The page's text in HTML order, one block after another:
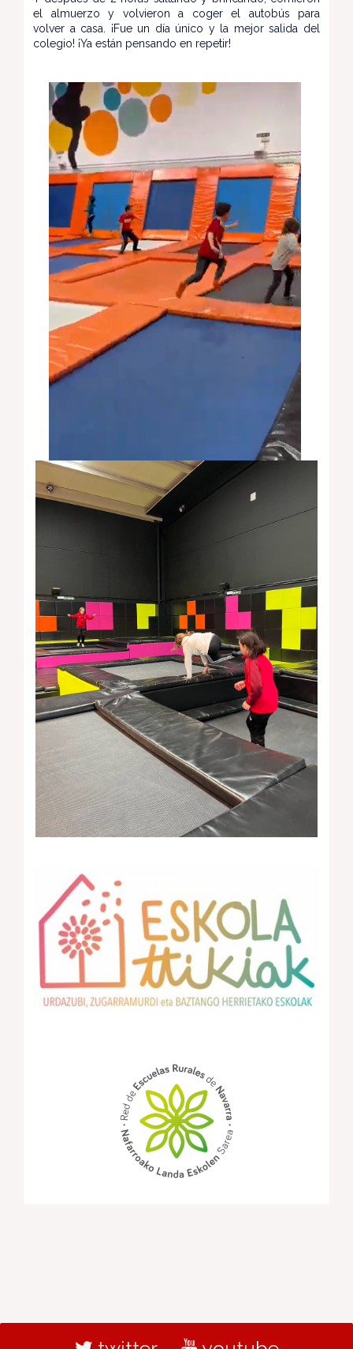
el almuerzo y volvieron a coger el autobús para
volver a casa. ¡Fue un día único y la mejor salida del
colegio! ¡Ya están pensando en repetir!